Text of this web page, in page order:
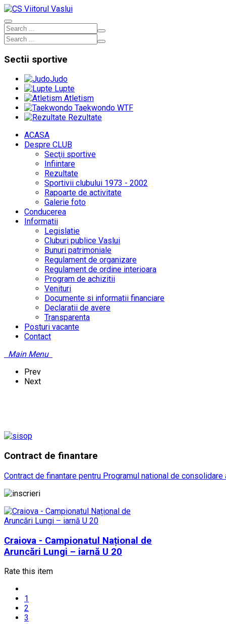
Sectii sportive
Judo
Lupte
Atletism
Taekwondo WTF
Rezultate
ACASA
Despre CLUB
Secţii sportive
Infiintare
Rezultate
Sportivii clubului 1973 - 2002
Rapoarte de activitate
Galerie foto
Conducerea
Informatii
Legislatie
Cluburi publice Vaslui
Bunuri patrimoniale
Regulament de organizare
Regulament de ordine interioara
Program de achizitii
Venituri
Documente si informatii financiare
Declaratii de avere
Transparenta
Posturi vacante
Contact
Main Menu
Prev
Next
Contract de finantare
Contract de finantare pentru Programul national de
Craiova - Campionatul Național de
Aruncări Lungi – iarnă U 20
Rate this item
1
2
3